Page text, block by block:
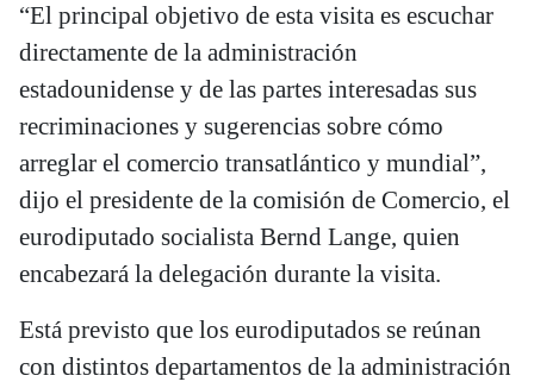
“El principal objetivo de esta visita es escuchar
directamente de la administración
estadounidense y de las partes interesadas sus
recriminaciones y sugerencias sobre cómo
arreglar el comercio transatlántico y mundial”,
dijo el presidente de la comisión de Comercio, el
eurodiputado socialista Bernd Lange, quien
encabezará la delegación durante la visita.
Está previsto que los eurodiputados se reúnan
con distintos departamentos de la administración